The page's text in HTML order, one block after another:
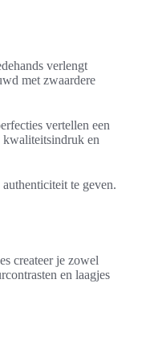
verlengt
met zwaardere
vertellen een
kwaliteitsindruk en
te geven.
createer je zowel
en laagjes